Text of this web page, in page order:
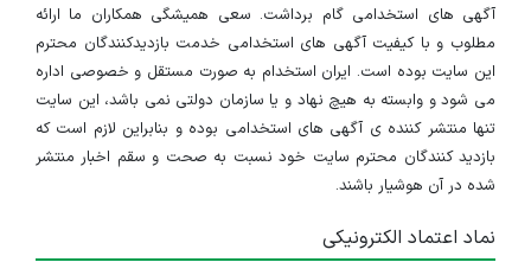
آگهی های استخدامی گام برداشت. سعی همیشگی همکاران ما ارائه
مطلوب و با کیفیت آگهی های استخدامی خدمت بازدیدکنندگان محترم
این سایت بوده است. ایران استخدام به صورت مستقل و خصوصی اداره
می شود و وابسته به هیچ نهاد و یا سازمان دولتی نمی باشد، این سایت
تنها منتشر کننده ی آگهی های استخدامی بوده و بنابراین لازم است که
بازدید کنندگان محترم سایت خود نسبت به صحت و سقم اخبار منتشر
شده در آن هوشیار باشند.
نماد اعتماد الکترونیکی